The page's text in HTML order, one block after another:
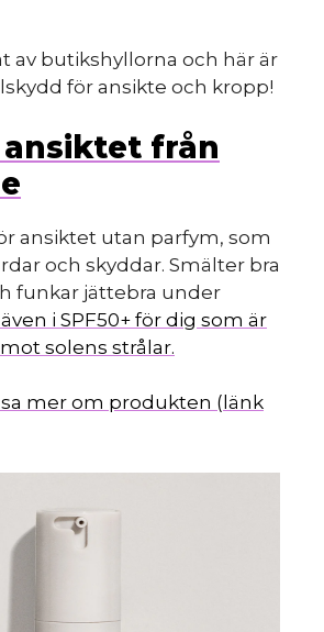
av butikshyllorna och här är
för ansikte och kropp!
ansiktet från
ansiktet utan parfym, som
och skyddar. Smälter bra
funkar jättebra under
i SPF50+ för dig som är
solens strålar.
mer om produkten (länk